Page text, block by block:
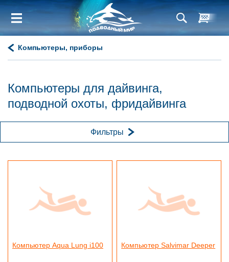
Компьютеры, приборы
Компьютеры для дайвинга,
подводной охоты, фридайвинга
Фильтры
Компьютер Aqua Lung i100 Компьютер Salvimar Deeper